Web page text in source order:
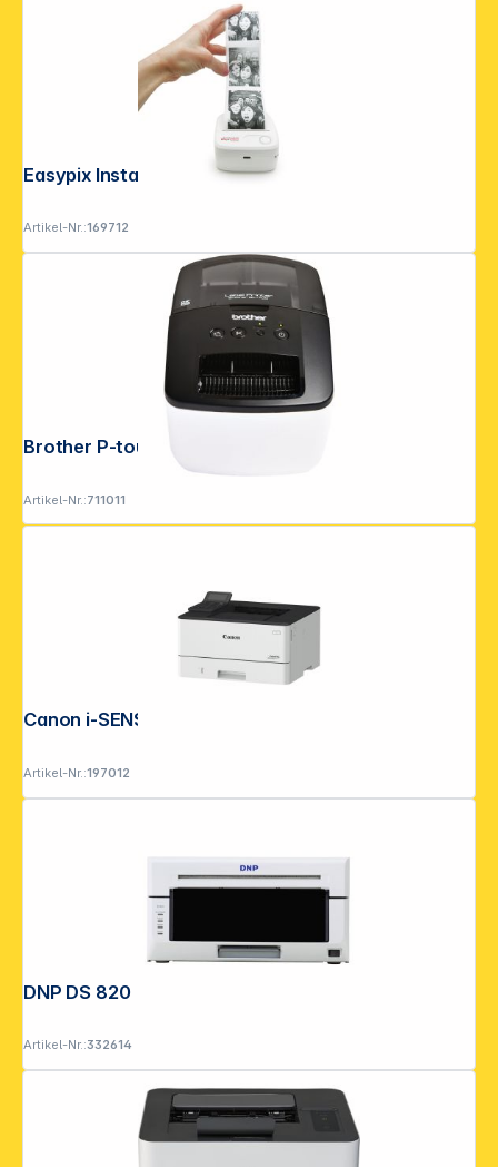
Easypix InstantFUN P1 Pocket Printer
Artikel-Nr.:169712
Brother P-touch QL-700
Artikel-Nr.:711011
Canon i-SENSYS LBP 243 dw II
Artikel-Nr.:197012
DNP DS 820
Artikel-Nr.:332614